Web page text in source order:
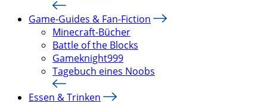
Game-Guides & Fan-Fiction
Minecraft-Bücher
Battle of the Blocks
Gameknight999
Tagebuch eines Noobs
Essen & Trinken